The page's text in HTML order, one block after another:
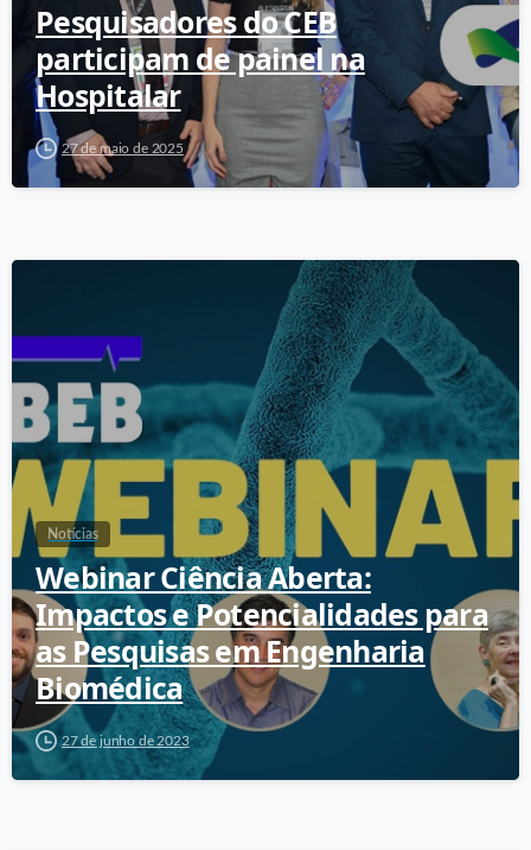
Pesquisadores do CEB
participam de painel na
Hospitalar
27 de maio de 2025
Notícias
Webinar Ciência Aberta:
Impactos e Potencialidades para
as Pesquisas em Engenharia
Biomédica
27 de junho de 2023